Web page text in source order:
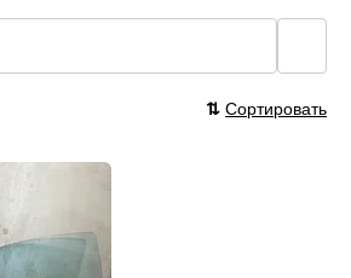
⇅ Сортировать